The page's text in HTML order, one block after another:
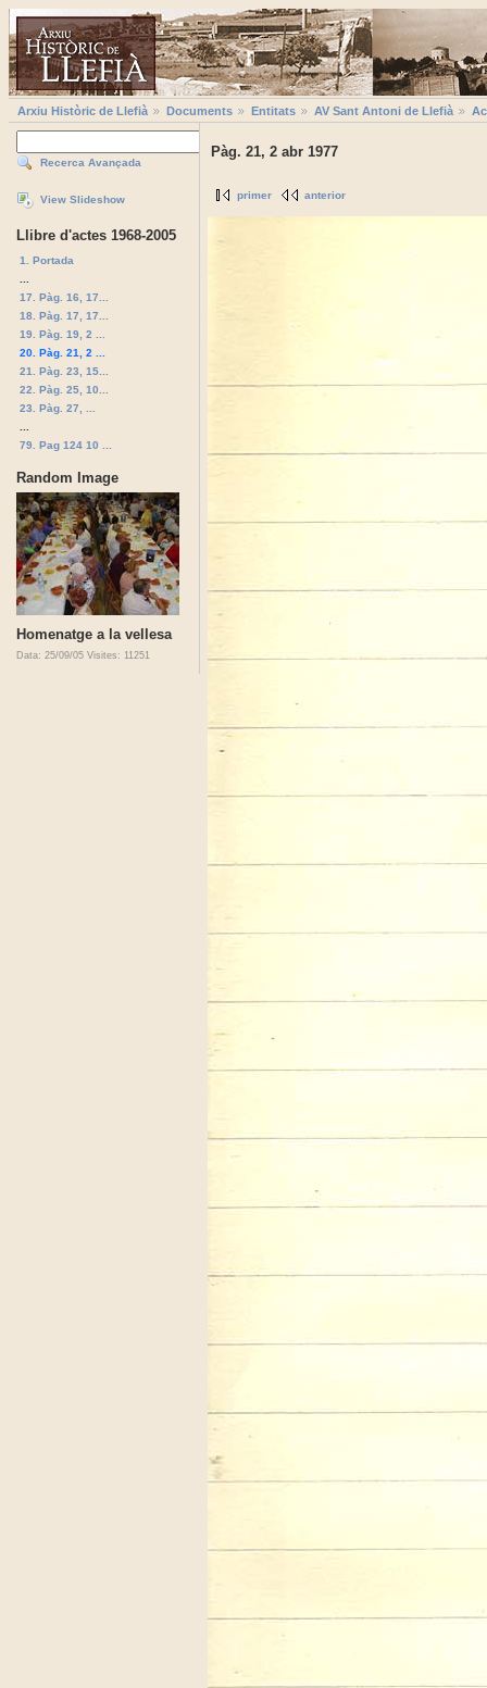
Arxiu Històric de Llefià Documents Entitats AV Sant Antoni de Llefià
Recerca Avançada
View Slideshow
Llibre d'actes 1968-2005
1. Portada
17. Pàg. 16, 17...
18. Pàg. 17, 17...
19. Pàg. 19, 2 ...
20. Pàg. 21, 2 ...
21. Pàg. 23, 15...
22. Pàg. 25, 10...
23. Pàg. 27, ...
79. Pag 124 10 ...
Random Image
Homenatge a la vellesa
Data: 25/09/05 Visites: 11251
Pàg. 21, 2 abr 1977
primer anterior